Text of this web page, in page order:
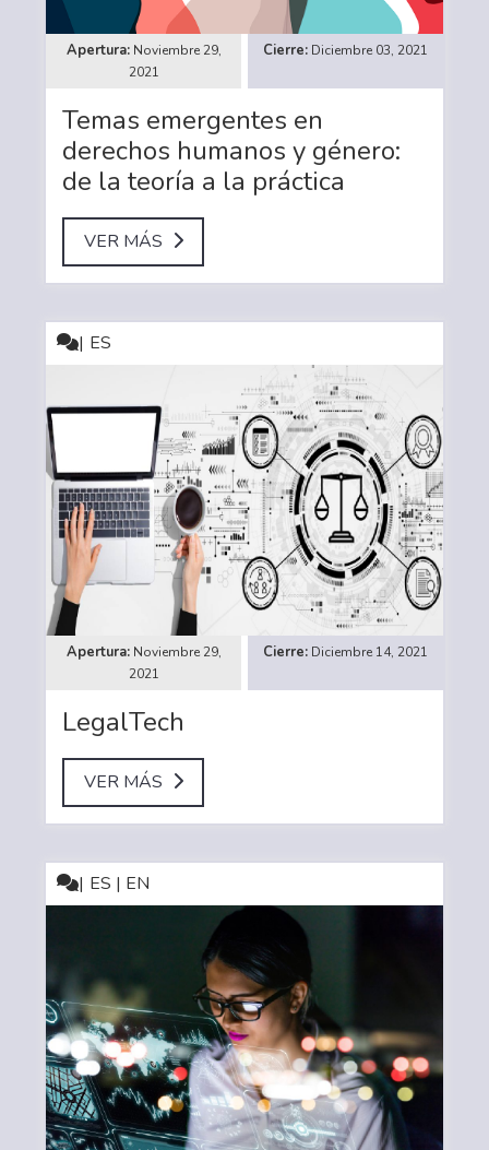
Noviembre 29,
2021
Diciembre 03, 2021
Temas emergentes en
derechos humanos y género:
de la teoría a la práctica
VER MÁS
ES
Noviembre 29,
2021
Diciembre 14, 2021
LegalTech
VER MÁS
ES | EN